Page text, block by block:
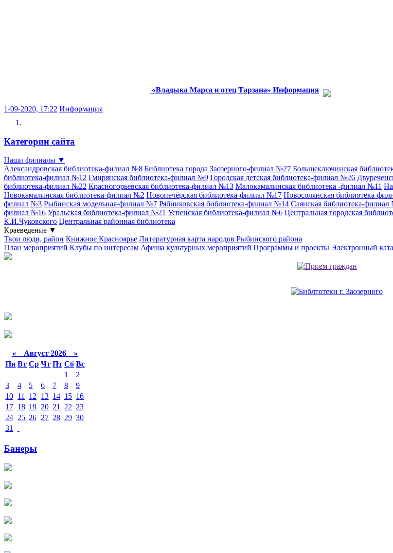
«Владыка Марса и отец Тарзана» Информация
1-09-2020, 17:22 Информация
Категории сайта
Наши филиалы ▼
Александровская библиотека-филиал №8 Библиотека города Заозерного-филиал №27 Большеключинская
библиотека-филиал №12 Гмирянская библиотека-филиал №9 Городская детская библиотека-филиал №26
библиотека-филиал №22 Красногорьевская библиотека-филиал №13 Малокамалинская библиотека -филиал №11
Новокамалинская библиотека-филиал №2 Новопечёрская библиотека-филиал №17 Новосолянская библиотека-
филиал №3 Рыбинская модельная-филиал №7 Рябинковская библиотека-филиал №14 Саянская библиотека-
филиал №16 Уральская библиотека-филиал №21 Успенская библиотека-филиал №6 Центральная городская
К.И.Чуковского Центральная районная библиотека
Краеведение ▼
Твои люди, район Книжное Красноярье Литературная карта народов Рыбинского района
План мероприятий Клубы по интересам Афиша культурных мероприятий Программы и проекты Электронный
« Август 2026 »
Пн Вт Ср Чт Пт Сб Вс
1
2
3
4 5 6 7 8
9
10 11 12 13 14 15 16
17 18 19 20 21 22 23
24 25 26 27 28 29 30
31
Банеры